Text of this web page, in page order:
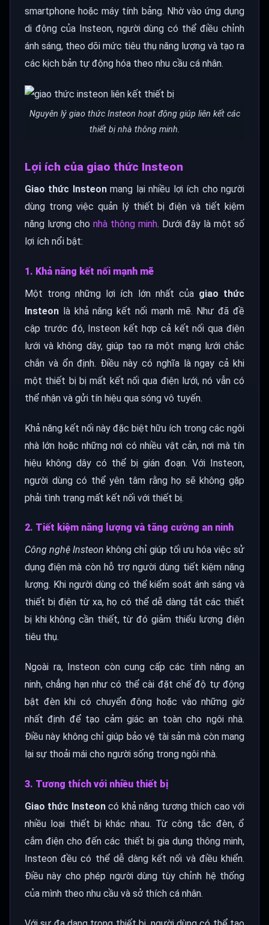
smartphone hoặc máy tính bảng. Nhờ vào ứng dụng
di động của Insteon, người dùng có thể điều chỉnh
ánh sáng, theo dõi mức tiêu thụ năng lượng và tạo ra
các kịch bản tự động hóa theo nhu cầu cá nhân.
Nguyên lý giao thức Insteon hoạt động giúp liên kết các
thiết bị nhà thông minh.
Lợi ích của giao thức Insteon
Giao thức Insteonmang lại nhiều lợi ích cho người
dùng trong việc quản lý thiết bị điện và tiết kiệm
năng lượng cho nhà thông minh. Dưới đây là một số
lợi ích nổi bật:
1. Khả năng kết nối mạnh mẽ
Một trong những lợi ích lớn nhất của giao thức
Insteon là khả năng kết nối mạnh mẽ. Như đã đề
cập trước đó, Insteon kết hợp cả kết nối qua điện
lưới và không dây, giúp tạo ra một mạng lưới chắc
chắn và ổn định. Điều này có nghĩa là ngay cả khi
một thiết bị bị mất kết nối qua điện lưới, nó vẫn có
thể nhận và gửi tín hiệu qua sóng vô tuyến.
Khả năng kết nối này đặc biệt hữu ích trong các ngôi
nhà lớn hoặc những nơi có nhiều vật cản, nơi mà tín
hiệu không dây có thể bị gián đoạn. Với Insteon,
người dùng có thể yên tâm rằng họ sẽ không gặp
phải tình trạng mất kết nối với thiết bị.
2. Tiết kiệm năng lượng và tăng cường an ninh
Công nghệ Insteon không chỉ giúp tối ưu hóa việc sử
dụng điện mà còn hỗ trợ người dùng tiết kiệm năng
lượng. Khi người dùng có thể kiểm soát ánh sáng và
thiết bị điện từ xa, họ có thể dễ dàng tắt các thiết
bị khi không cần thiết, từ đó giảm thiểu lượng điện
tiêu thụ.
Ngoài ra, Insteon còn cung cấp các tính năng an
ninh, chẳng hạn như có thể cài đặt chế độ tự động
bật đèn khi có chuyển động hoặc vào những giờ
nhất định để tạo cảm giác an toàn cho ngôi nhà.
Điều này không chỉ giúp bảo vệ tài sản mà còn mang
lại sự thoải mái cho người sống trong ngôi nhà.
3. Tương thích với nhiều thiết bị
Giao thức Insteoncó khả năng tương thích cao với
nhiều loại thiết bị khác nhau. Từ công tắc đèn, ổ
cắm điện cho đến các thiết bị gia dụng thông minh,
Insteon đều có thể dễ dàng kết nối và điều khiển.
Điều này cho phép người dùng tùy chỉnh hệ thống
của mình theo nhu cầu và sở thích cá nhân.